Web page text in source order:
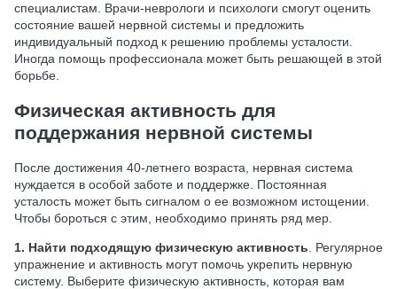
специалистам. Врачи-неврологи и психологи смогут оценить
состояние вашей нервной системы и предложить
индивидуальный подход к решению проблемы усталости.
Иногда помощь профессионала может быть решающей в этой
борьбе.
Физическая активность для
поддержания нервной системы
После достижения 40-летнего возраста, нервная система
нуждается в особой заботе и поддержке. Постоянная
усталость может быть сигналом о ее возможном истощении.
Чтобы бороться с этим, необходимо принять ряд мер.
1. Найти подходящую физическую активность . Регулярное
упражнение и активность могут помочь укрепить нервную
систему. Выберите физическую активность, которая вам